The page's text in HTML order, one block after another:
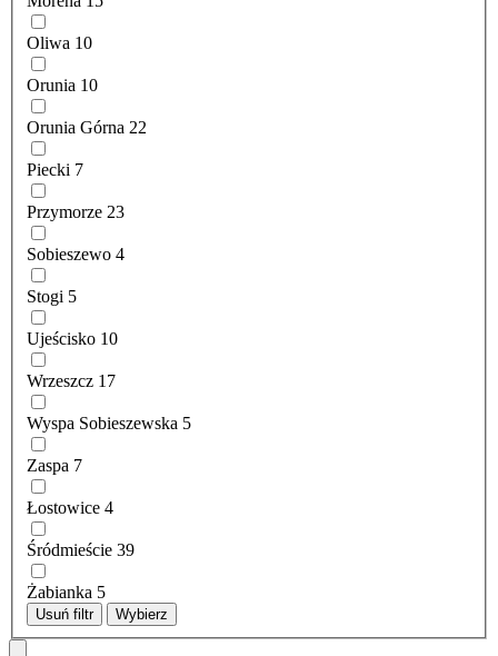
Oliwa 10
Orunia 10
Orunia Górna 22
Piecki 7
Przymorze 23
Sobieszewo 4
Stogi 5
Ujeścisko 10
Wrzeszcz 17
Wyspa Sobieszewska 5
Zaspa 7
Łostowice 4
Śródmieście 39
Żabianka 5
Usuń filtr Wybierz